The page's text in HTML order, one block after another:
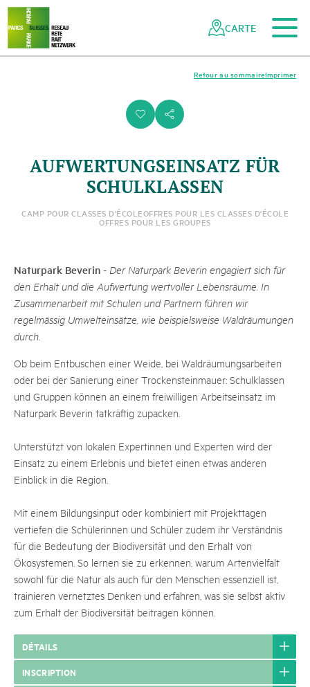
Naviguer
dans
réseau
Navigation
rapide
Vers le contenu principal
Vers la navigation mobile
Vers la recherche
Vers la zone des pieds
Vers le plan du site
CARTE
i s
Imprimer
Retour au sommaire
AUFWERTUNGSEINSATZ FÜR
SCHULKLASSEN
CAMP POUR CLASSES D'ÉCOLEOFFRES POUR LES CLASSES D'ÉCOLE
OFFRES POUR LES GROUPES
Naturpark Beverin - Der Naturpark Beverin engagiert sich für
den Erhalt und die Aufwertung wertvoller Lebensräume. In
Zusammenarbeit mit Schulen und Partnern führen wir
regelmässig Umwelteinsätze, wie beispielsweise Waldräumungen
durch.
Ob beim Entbuschen einer Weide, bei Waldräumungsarbeiten
oder bei der Sanierung einer Trockensteinmauer: Schulklassen
und Gruppen können an einem freiwilligen Arbeitseinsatz im
Naturpark Beverin tatkräftig zupacken.
Unterstützt von lokalen Expertinnen und Experten wird der
Einsatz zu einem Erlebnis und bietet einen etwas anderen
Einblick in die Region.
Mit einem Bildungsinput oder kombiniert mit Projekttagen
vertiefen die Schülerinnen und Schüler zudem ihr Verständnis
für die Bedeutung der Biodiversität und den Erhalt von
Ökosystemen. So lernen sie zu erkennen, warum Artenvielfalt
sowohl für die Natur als auch für den Menschen essenziell ist,
trainieren vernetztes Denken und erfahren, was sie selbst aktiv
zum Erhalt der Biodiversität beitragen können.
DÉTAILS
INSCRIPTION